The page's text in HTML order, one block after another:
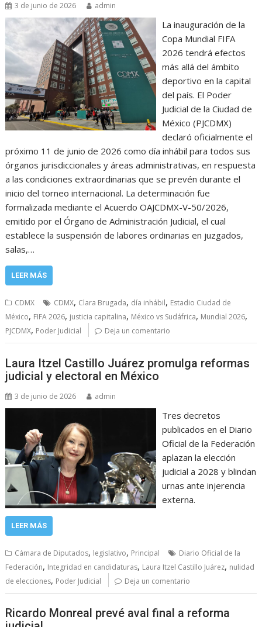
3 de junio de 2026 admin
La inauguración de la
Copa Mundial FIFA
2026 tendrá efectos
más allá del ámbito
deportivo en la capital
del país. El Poder
Judicial de la Ciudad de
México (PJCDMX)
declaró oficialmente el
próximo 11 de junio de 2026 como día inhábil para todos sus
órganos jurisdiccionales y áreas administrativas, en respuesta
a las condiciones extraordinarias que se prevén durante el
inicio del torneo internacional. La determinación fue
formalizada mediante el Acuerdo OAJCDMX-V-50/2026,
emitido por el Órgano de Administración Judicial, el cual
establece la suspensión de labores ordinarias en juzgados,
salas,…
LEER MÁS
CDMX CDMX, Clara Brugada, día inhábil, Estadio Ciudad de
México, FIFA 2026, justicia capitalina, México vs Sudáfrica, Mundial 2026,
PJCDMX, Poder Judicial Deja un comentario
Laura Itzel Castillo Juárez promulga reformas
judicial y electoral en México
3 de junio de 2026 admin
Tres decretos
publicados en el Diario
Oficial de la Federación
aplazan la elección
judicial a 2028 y blindan
urnas ante injerencia
externa.
LEER MÁS
Cámara de Diputados, legislativo, Principal
Diario Oficial de la
Federación, Integridad en candidaturas, Laura Itzel Castillo Juárez, nulidad
de elecciones, Poder Judicial Deja un comentario
Ricardo Monreal prevé aval final a reforma